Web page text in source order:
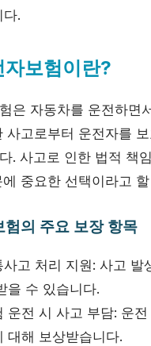
다.
자보험이란?
은 자동차를 운전하면
사고로부터 운전자를
. 사고로 인한 법적 책
중요한 선택이라고
험의 주요 보장 항목
사고 처리 지원: 사고 발
을 수 있습니다.
운전 시 사고 부담: 운
대해 보상받습니다.